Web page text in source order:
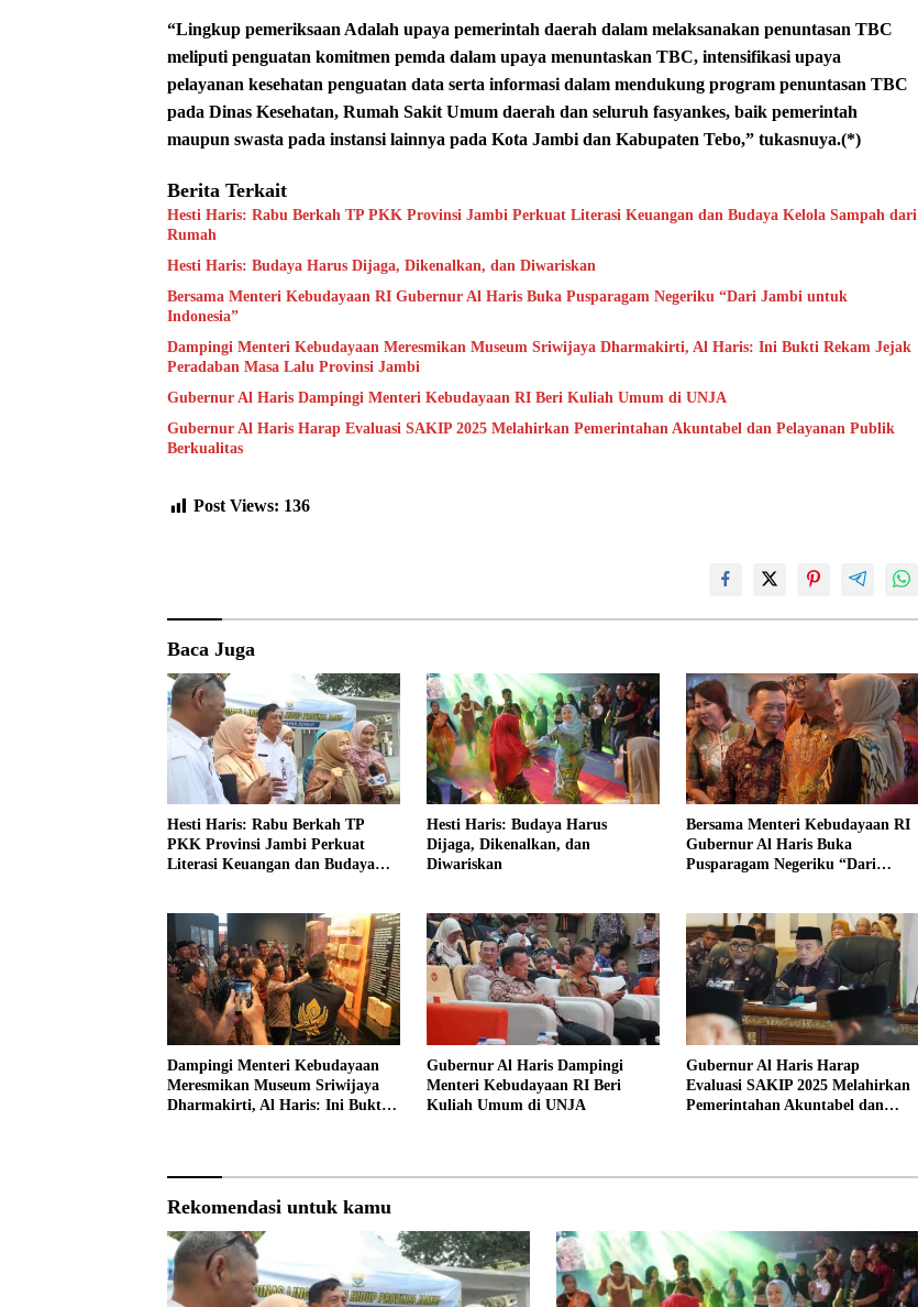
“Lingkup pemeriksaan Adalah upaya pemerintah daerah dalam melaksanakan penuntasan TBC
meliputi penguatan komitmen pemda dalam upaya menuntaskan TBC, intensifikasi upaya
pelayanan kesehatan penguatan data serta informasi dalam mendukung program penuntasan TBC
pada Dinas Kesehatan, Rumah Sakit Umum daerah dan seluruh fasyankes, baik pemerintah
maupun swasta pada instansi lainnya pada Kota Jambi dan Kabupaten Tebo,” tukasnuya.(*)
Berita Terkait
Hesti Haris: Rabu Berkah TP PKK Provinsi Jambi Perkuat Literasi Keuangan dan Budaya Kelola Sampah dari
Rumah
Hesti Haris: Budaya Harus Dijaga, Dikenalkan, dan Diwariskan
Bersama Menteri Kebudayaan RI Gubernur Al Haris Buka Pusparagam Negeriku “Dari Jambi untuk
Indonesia”
Dampingi Menteri Kebudayaan Meresmikan Museum Sriwijaya Dharmakirti, Al Haris: Ini Bukti Rekam Jejak
Peradaban Masa Lalu Provinsi Jambi
Gubernur Al Haris Dampingi Menteri Kebudayaan RI Beri Kuliah Umum di UNJA
Gubernur Al Haris Harap Evaluasi SAKIP 2025 Melahirkan Pemerintahan Akuntabel dan Pelayanan Publik
Berkualitas
Post Views: 136
Baca Juga
Hesti Haris: Rabu Berkah TP
PKK Provinsi Jambi Perkuat
Literasi Keuangan dan Budaya
Hesti Haris: Budaya Harus
Dijaga, Dikenalkan, dan
Diwariskan
Bersama Menteri Kebudayaan RI
Gubernur Al Haris Buka
Pusparagam Negeriku “Dari
Dampingi Menteri Kebudayaan
Meresmikan Museum Sriwijaya
Dharmakirti, Al Haris: Ini Bukti
Gubernur Al Haris Dampingi
Menteri Kebudayaan RI Beri
Kuliah Umum di UNJA
Gubernur Al Haris Harap
Evaluasi SAKIP 2025 Melahirkan
Pemerintahan Akuntabel dan
Rekomendasi untuk kamu